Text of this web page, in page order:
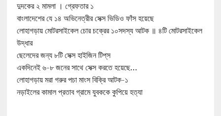
দুদকের ২ মামলা । গ্রেফতার ১
বাংলাদেশের যে ১৪ অভিনেত্রীর সেক্স ভিডিও ফাঁস হয়েছে
লোহাগড়ায় মোটরসাইকেল চোর চক্রের ১০সদস্য আটক ॥ ৪টি মোটরসাইকেল
উদ্ধার
ছেলেদের জন্য ৮টি সেক্স হাইজিন টিপ্‌স
একদিনেই ৬-৮ জনের সাথে সেক্স করতে হয়েছে…
লোহাগড়ায় মরা গরুর পচা মাংস বিক্রি আটক-১
নড়াইলের কামাল প্রতাব গ্রামে যুবককে কুপিয়ে হত্যা